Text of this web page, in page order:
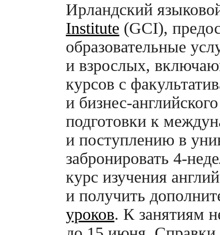
Ирландский
Institute (GCI),
образовательные
и взрослых,
курсов с
и бизнес-английского
подготовки к
и поступлению в
забронировать 4-
курс изучения
и получить
уроков. К занятиям